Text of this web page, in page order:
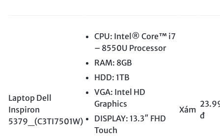
Laptop Dell
Inspiron
5379_(C3TI7501W)
CPU: Intel® Core™ i7
– 8550U Processor
RAM: 8GB
HDD: 1TB
VGA: Intel HD
Graphics
DISPLAY: 13.3″ FHD
Touch
Xám
đ